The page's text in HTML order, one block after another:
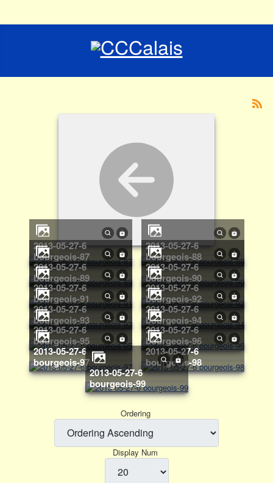
2013-05-27-6
bourgeois-87
2013-05-27-6
bourgeois-88
2013-05-27-6
bourgeois-89
2013-05-27-6
bourgeois-90
2013-05-27-6
bourgeois-91
2013-05-27-6
bourgeois-92
2013-05-27-6
bourgeois-93
2013-05-27-6
bourgeois-94
2013-05-27-6
bourgeois-95
2013-05-27-6
bourgeois-96
2013-05-27-6
bourgeois-97
2013-05-27-6
bourgeois-98
2013-05-27-6
bourgeois-99
Ordering
Display Num